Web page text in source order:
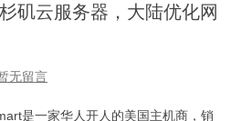
矶云服务器，大陆优化网
无留言
是一家华人开人的美国主机商，销